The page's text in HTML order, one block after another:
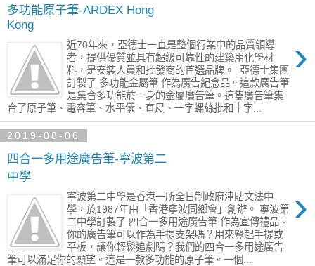
多功能原子筆-ARDEX Hong
Kong
›
近70年來，亞德士一直是整個行業中的品質領導
者，提供優質並具有超級可靠性的建築用化學材
料，是安裝人員和批發商的首選品牌。 ​ 亞德士集團
訂製了 多功能金屬筆 作為廣告紀念品。這款廣告筆
是集合多功能於一身的金屬廣告筆。這隻廣告筆集
合了原子筆、電容筆、水平儀、直尺、一字螺絲批和十字...
2019-08-06
四合一多用途廣告筆-寧波第二
中學
›
寧波第二中學是香港一所全日制政府津貼文法中
學，於1987年由「香港寧波同鄉會」創辦。 寧波第
二中學訂製了 四合一多用途廣告筆 作為宣傳禮品。
你的廣告筆可以作為手提支架嗎？用來豎起手提或
平板，讓你輕鬆追劇嗎？我們的四合一多用途廣告
筆可以滿足你的願望。這是一款多功能的原子筆。一個...